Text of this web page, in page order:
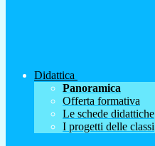
Didattica
Panoramica
Offerta formativa
Le schede didattiche
I progetti delle classi